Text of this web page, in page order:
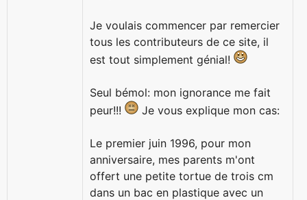
Je voulais commencer par remercier
tous les contributeurs de ce site, il
est tout simplement génial!
Seul bémol: mon ignorance me fait
peur!!!
Je vous explique mon cas:
Le premier juin 1996, pour mon
anniversaire, mes parents m'ont
offert une petite tortue de trois cm
dans un bac en plastique avec un